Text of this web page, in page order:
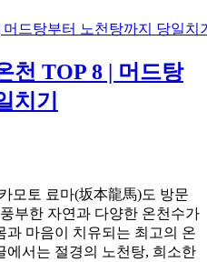
천 TOP 8 | 머드탕
치기
모토 료마(坂本龍馬)도 방문
부한 자연과 다양한 온천수가
과 마음이 치유되는 최고의 온
에서는 절경의 노천탕, 희소한